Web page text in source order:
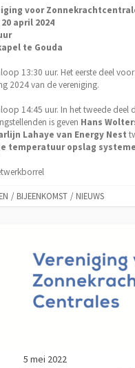
voor
april 2024
te Gouda
13:30 uur. Het eerste deel
2024 van de vereniging.
14:45 uur. In het tweede deel
is geven Hans
Lahaye van Energy Nest
temperatuur opslag
/ BIJEENKOMST / NIEUWS
5 mei 2022